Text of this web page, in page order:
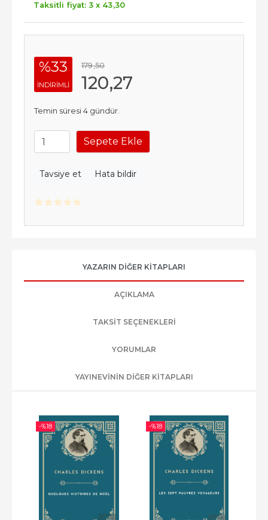
Taksitli fiyat: 3 x 43,30
%33
INDIRIMLI
179,50
120,27
Temin süresi 4 gündür.
Sepete Ekle
Tavsiye et Hata bildir
YAZARIN DIĞER KITAPLARI
AÇIKLAMA
TAKSIT SEÇENEKLERI
YORUMLAR
YAYINEVININ DIĞER KITAPLARI
-%18 -%18